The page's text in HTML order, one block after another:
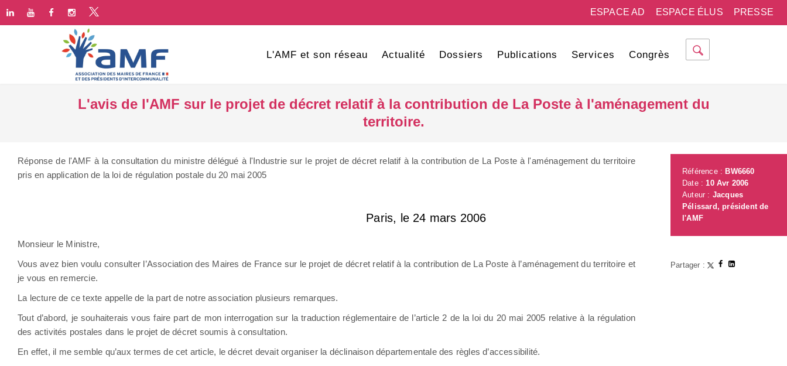
PRESSE
ESPACE ÉLUS
ESPACE AD
L'AMF et son réseau Actualité Dossiers Publications Services Congrès
L'avis de l'AMF sur le projet de décret relatif à la contribution de La Poste à l'aménagement du
territoire.
Réponse de l'AMF à la consultation du ministre délégué à l'Industrie sur le projet de décret relatif à la contribution de La Poste à l'aménagement du territoire
pris en application de la loi de régulation postale du 20 mai 2005
Paris, le 24 mars 2006
Monsieur le Ministre,
Vous avez bien voulu consulter l’Association des Maires de France sur le projet de décret relatif à la contribution de La Poste à l’aménagement du territoire et
je vous en remercie.
La lecture de ce texte appelle de la part de notre association plusieurs remarques.
Tout d’abord, je souhaiterais vous faire part de mon interrogation sur la traduction réglementaire de l’article 2 de la loi du 20 mai 2005 relative à la régulation
des activités postales dans le projet de décret soumis à consultation.
En effet, il me semble qu’aux termes de cet article, le décret devait organiser la déclinaison départementale des règles d’accessibilité.
Référence : BW6660
Date :10 Avr 2006
Auteur : Jacques
Pélissard, président de
l'AMF
Partager :